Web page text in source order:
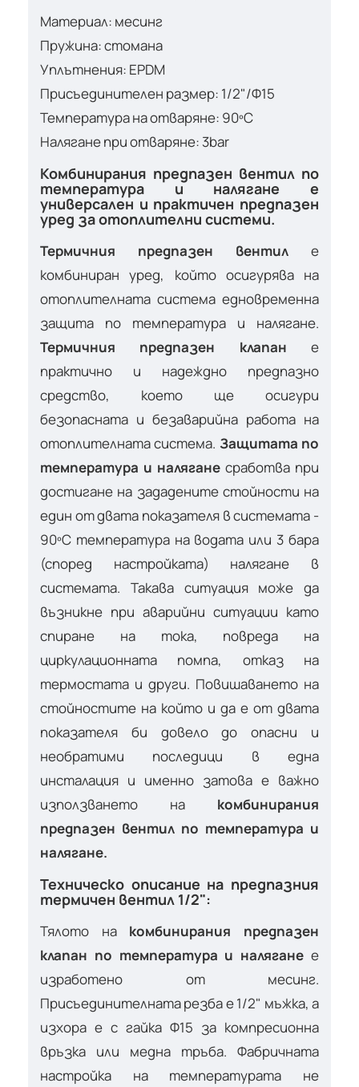
Материал: месинг
Пружина: стомана
Уплътнения: EPDM
Присъединителен размер: 1/2"/Ф15
Температура на отваряне: 90ºC
Налягане при отваряне: 3bar
Комбинирания предпазен вентил по
температура и налягане е
универсален и практичен предпазен
уред за отоплителни системи.
Термичния предпазен вентил е
комбиниран уред, който осигурява на
отоплителната система едновременна
защита по температура и налягане.
Термичния предпазен клапан е
практично и надеждно предпазно
средство, което ще осигури
безопасната и безаварийна работа на
отоплителната система. Защитата по
температура и налягане сработва при
достигане на зададените стойности на
един от двата показателя в системата -
90ºC температура на водата или 3 бара
(според настройката) налягане в
системата. Такава ситуация може да
възникне при аварийни ситуации като
спиране на тока, повреда на
циркулационната помпа, отказ на
термостата и други. Повишаването на
стойностите на който и да е от двата
показателя би довело до опасни и
необратими последици в една
инсталация и именно затова е важно
използването на комбинирания
предпазен вентил по температура и
налягане.
Техническо описание на предпазния
термичен вентил 1/2":
Тялото накомбинирания предпазен
клапан по температура и налягане е
изработено от месинг.
Присъединителната резба е 1/2" мъжка, а
изхора е с гайка Ф15 за компресионна
връзка или медна тръба. Фабричната
настройка на температурата не